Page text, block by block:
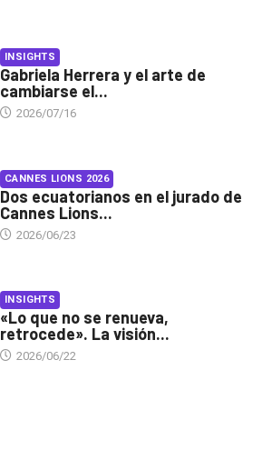
INSIGHTS
Gabriela Herrera y el arte de
cambiarse el...
2026/07/16
CANNES LIONS 2026
Dos ecuatorianos en el jurado de
Cannes Lions...
2026/06/23
INSIGHTS
«Lo que no se renueva,
retrocede». La visión...
2026/06/22